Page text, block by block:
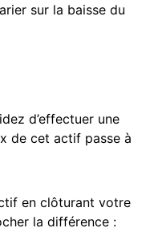
sur la baisse du
d’effectuer une
de cet actif passe à
en clôturant votre
la différence :